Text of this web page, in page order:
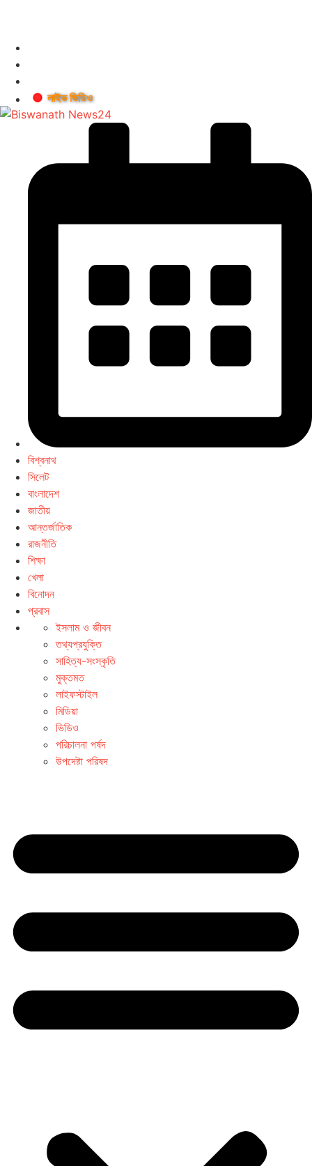
লাইভ ভিডিও
বিশ্বনাথ
সিলেট
বাংলাদেশ
জাতীয়
আন্তর্জাতিক
রাজনীতি
শিক্ষা
খেলা
বিনোদন
প্রবাস
ইসলাম ও জীবন
তথ্যপ্রযুক্তি
সাহিত্য-সংস্কৃতি
মুক্তমত
লাইফস্টাইল
মিডিয়া
ভিডিও
পরিচালনা পর্ষদ
উপদেষ্টা পরিষদ